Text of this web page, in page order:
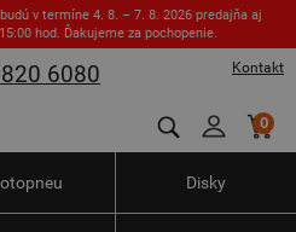
v termíne 4. 8. – 7. 8. 2026 predajňa aj
hod. Ďakujeme za pochopenie.
Kontakt
6080
0
Disky